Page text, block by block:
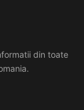
din toate